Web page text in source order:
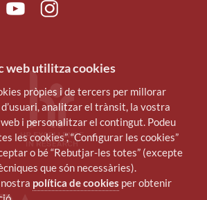
YoutubeInstagram
web utilitza cookies
pròpies i de tercers per millorar
d’usuari, analitzar el trànsit, la vostra
i personalitzar el contingut. Podeu
les cookies”, “Configurar les cookies”
o bé “Rebutjar-les totes” (excepte
que són necessàries).
política de cookies per obtenir